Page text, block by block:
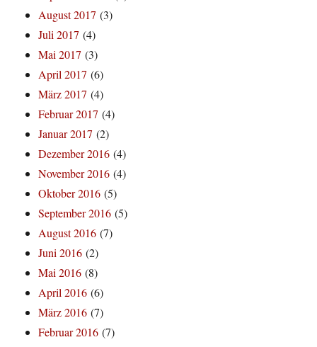
August 2017 (3)
Juli 2017 (4)
Mai 2017 (3)
April 2017 (6)
März 2017 (4)
Februar 2017 (4)
Januar 2017 (2)
Dezember 2016 (4)
November 2016 (4)
Oktober 2016 (5)
September 2016 (5)
August 2016 (7)
Juni 2016 (2)
Mai 2016 (8)
April 2016 (6)
März 2016 (7)
Februar 2016 (7)